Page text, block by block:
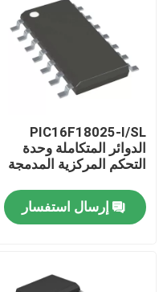
منتجات
أشرطة فيديو
معلومات عنا
جولة في المعمل
PIC16F18025-I/SL
الدوائر المتكاملة وحدة
التحكم المركزية المدمجة
إرسال استفسار